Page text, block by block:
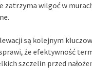
zatrzyma wilgoć w
są kolejnym
że efektywność
szczelin przed